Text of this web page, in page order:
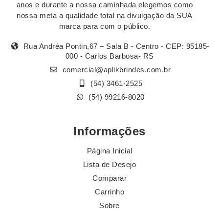
anos e durante a nossa caminhada elegemos como
nossa meta a qualidade total na divulgação da SUA
marca para com o público.
Rua Andréa Pontin,67 – Sala B - Centro - CEP: 95185-
000 - Carlos Barbosa- RS
comercial@aplikbrindes.com.br
(54) 3461-2525
(54) 99216-8020
Informações
Página Inicial
Lista de Desejo
Comparar
Carrinho
Sobre